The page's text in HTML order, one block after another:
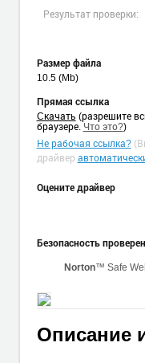
Результат проверки:
Размер файла
10.5 (Mb)
Прямая ссылка
Cкачать (разрешите
браузере. Что это?)
Не рабочая ссылка?
драйвер
Оцените драйвер
Безопасность
Norton™ Safe
Описание